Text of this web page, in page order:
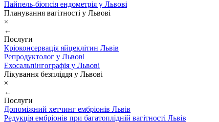
Пайпель-біопсія ендометрія у Львові
Планування вагітності у Львові
×
←
Послуги
Кріоконсервація яйцеклітин Львів
Репродуктолог у Львові
Ехосальпінгографія у Львові
Лікування безпліддя у Львові
×
←
Послуги
Допоміжний хетчинг ембріонів Львів
Редукція ембріонів при багатоплідній вагітності Львів